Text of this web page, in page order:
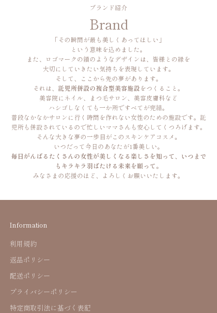
ブランド紹介
Brand
「その瞬間が最も美しくあってほしい」
という意味を込めました。
また、ロゴマークの鎖のようなデザインは、皆様との縁を
大切にしていきたい気持ちを表現しています。
そして、ここから先の夢があります。
それは、 託児所併設の複合型美容施設をつくること。
美容院にネイル、まつ毛サロン、美容皮膚科など
ハシゴしなくても一か所ですべてが完結。
普段なかなかサロンに行く時間を作れない女性のための施設です。託
児所も併設されているので忙しいママさんも安心してくつろげます。
そんな大きな夢の一歩目がこのスキンケアコスメ。
いつだって今日のあなたが1番美しい。
毎日がんばるたくさんの女性が美しくなる楽しさを知って、いつまで
もキラキラ羽ばたける未来を願って。
みなさまの応援のほど、よろしくお願いいたします。
Information
利用規約
返品ポリシー
配送ポリシー
プライバシーポリシー
特定商取引法に基づく表記